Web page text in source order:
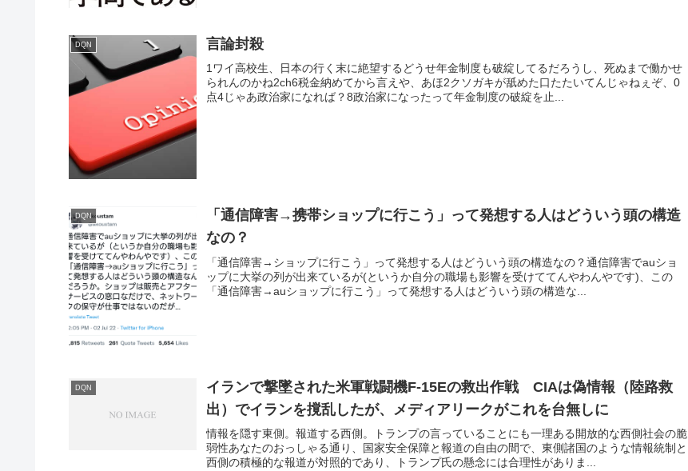
DQN 言論封殺
1ワイ高校生、日本の行く末に絶望するどうせ年金制度も破綻してるだろうし、死ぬまで働かせ
られんのかね2ch6税金納めてから言えや、あほ2クソガキが舐めた口たたいてんじゃねぇぞ、0
点4じゃあ政治家になれば？8政治家になったって年金制度の破綻を止...
DQN
「通信障害→携帯ショップに行こう」って発想する人はどういう頭の構造
なの？
「通信障害→ショップに行こう」って発想する人はどういう頭の構造なの？通信障害でauショ
ップに大挙の列が出来ているが(というか自分の職場も影響を受けててんやわんやです)、この
「通信障害→auショップに行こう」って発想する人はどういう頭の構造な...
DQN
イランで撃墜された米軍戦闘機F-15Eの救出作戦 CIAは偽情報（陸路救
出）でイランを撹乱したが、メディアリークがこれを台無しに
情報を隠す東側。報道する西側。トランプの言っていることにも一理ある開放的な西側社会の脆
弱性あなたのおっしゃる通り、国家安全保障と報道の自由の間で、東側諸国のような情報統制と
西側の積極的な報道が対照的であり、トランプ氏の懸念には合理性がありま...